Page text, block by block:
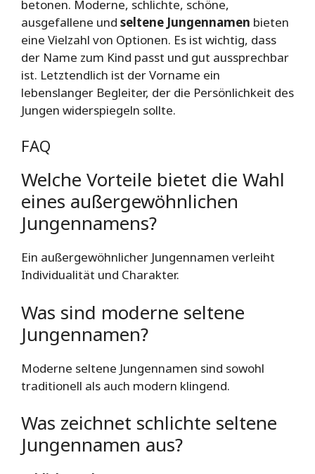
betonen. Moderne, schlichte, schöne,
ausgefallene und seltene Jungennamen bieten
eine Vielzahl von Optionen. Es ist wichtig, dass
der Name zum Kind passt und gut aussprechbar
ist. Letztendlich ist der Vorname ein
lebenslanger Begleiter, der die Persönlichkeit des
Jungen widerspiegeln sollte.
FAQ
Welche Vorteile bietet die Wahl
eines außergewöhnlichen
Jungennamens?
Ein außergewöhnlicher Jungennamen verleiht
Individualität und Charakter.
Was sind moderne seltene
Jungennamen?
Moderne seltene Jungennamen sind sowohl
traditionell als auch modern klingend.
Was zeichnet schlichte seltene
Jungennamen aus?